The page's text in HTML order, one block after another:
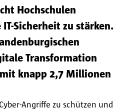
Hochschulen
Sicherheit zu stärken.
Transformation
knapp 2,7 Millionen
Angriffe zu schützen und